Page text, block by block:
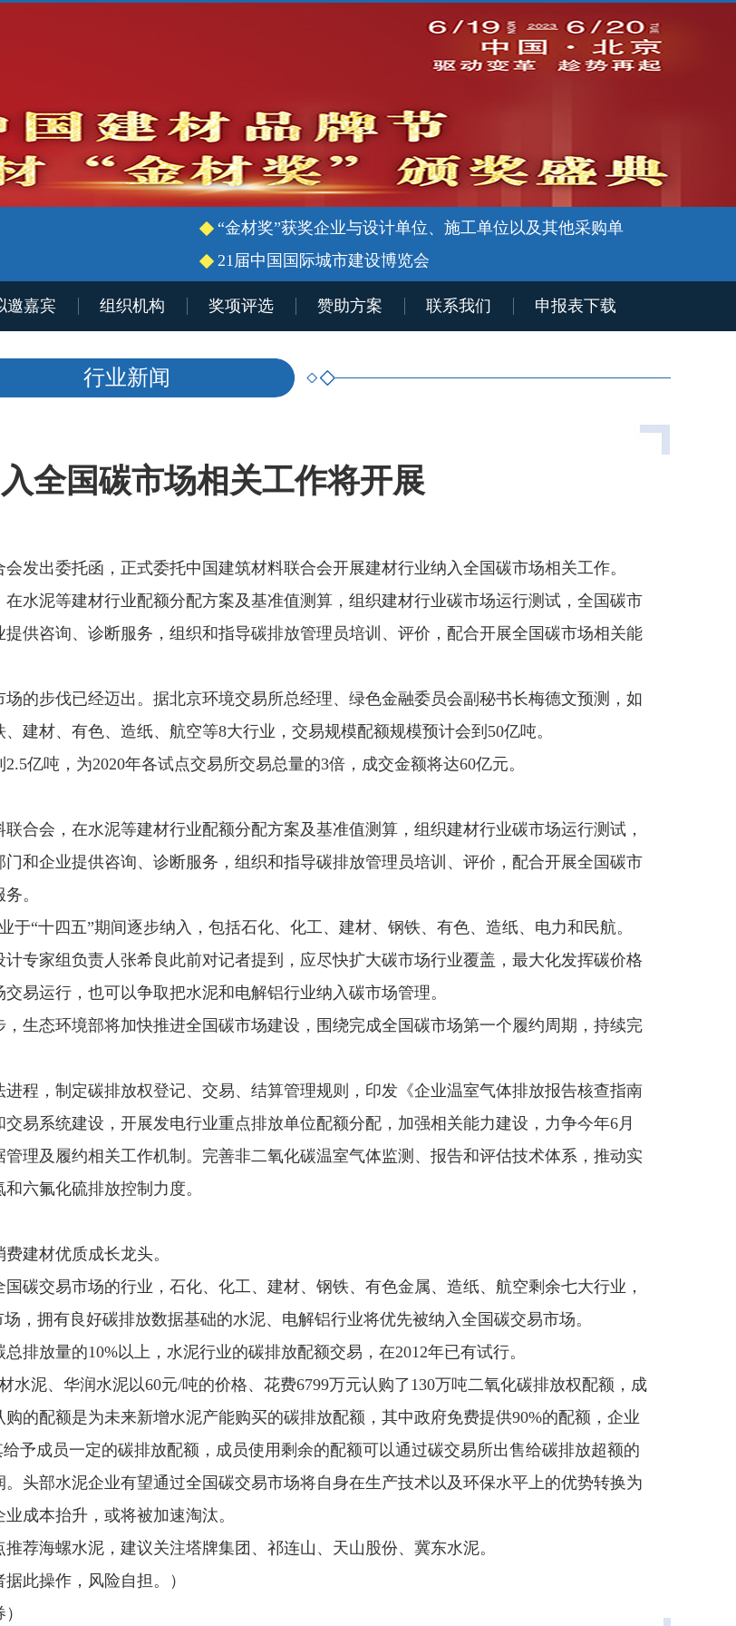
“金材奖”获奖企业与设计单位、施工单位以及其他采购单
21届中国国际城市建设博览会
邀嘉宾 组织机构 奖项评选 赞助方案 联系我们 申报表下载
行业新闻
全国碳市场相关工作将开展
发出委托函，正式委托中国建筑材料联合会开展建材行业纳入全国碳市场相关工作。
水泥等建材行业配额分配方案及基准值测算，组织建材行业碳市场运行测试，全国碳市
供咨询、诊断服务，组织和指导碳排放管理员培训、评价，配合开展全国碳市场相关能
的步伐已经迈出。据北京环境交易所总经理、绿色金融委员会副秘书长梅德文预测，如
建材、有色、造纸、航空等8大行业，交易规模配额规模预计会到50亿吨。
亿吨，为2020年各试点交易所交易总量的3倍，成交金额将达60亿元。
合会，在水泥等建材行业配额分配方案及基准值测算，组织建材行业碳市场运行测试，
和企业提供咨询、诊断服务，组织和指导碳排放管理员培训、评价，配合开展全国碳市
。
“十四五”期间逐步纳入，包括石化、化工、建材、钢铁、有色、造纸、电力和民航。
专家组负责人张希良此前对记者提到，应尽快扩大碳市场行业覆盖，最大化发挥碳价格
易运行，也可以争取把水泥和电解铝行业纳入碳市场管理。
生态环境部将加快推进全国碳市场建设，围绕完成全国碳市场第一个履约周期，持续完
程，制定碳排放权登记、交易、结算管理规则，印发《企业温室气体排放报告核查指南
易系统建设，开展发电行业重点排放单位配额分配，加强相关能力建设，力争今年6月
理及履约相关工作机制。完善非二氧化碳温室气体监测、报告和评估技术体系，推动实
六氟化硫排放控制力度。
建材优质成长龙头。
碳交易市场的行业，石化、化工、建材、钢铁、有色金属、造纸、航空剩余七大行业，
，拥有良好碳排放数据基础的水泥、电解铝行业将优先被纳入全国碳交易市场。
排放量的10%以上，水泥行业的碳排放配额交易，在2012年已有试行。
水泥、华润水泥以60元/吨的价格、花费6799万元认购了130万吨二氧化碳排放权配额，成
的配额是为未来新增水泥产能购买的碳排放配额，其中政府免费提供90%的配额，企业
予成员一定的碳排放配额，成员使用剩余的配额可以通过碳交易所出售给碳排放超额的
头部水泥企业有望通过全国碳交易市场将自身在生产技术以及环保水平上的优势转换为
成本抬升，或将被加速淘汰。
荐海螺水泥，建议关注塔牌集团、祁连山、天山股份、冀东水泥。
此操作，风险自担。）